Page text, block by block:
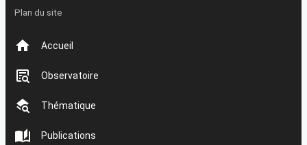
Plan du site
Accueil
Observatoire
Thématique
Publications